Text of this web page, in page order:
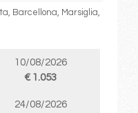
Barcellona, Marsiglia,
10/08/2026
€ 1.053
24/08/2026